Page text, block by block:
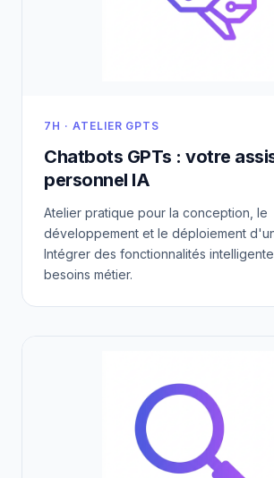
7H · ATELIER GPTS
Chatbots GPTs : votre
personnel IA
Atelier pratique pour la conception, le
développement et le déploiement
Intégrer des fonctionnalités
besoins métier.